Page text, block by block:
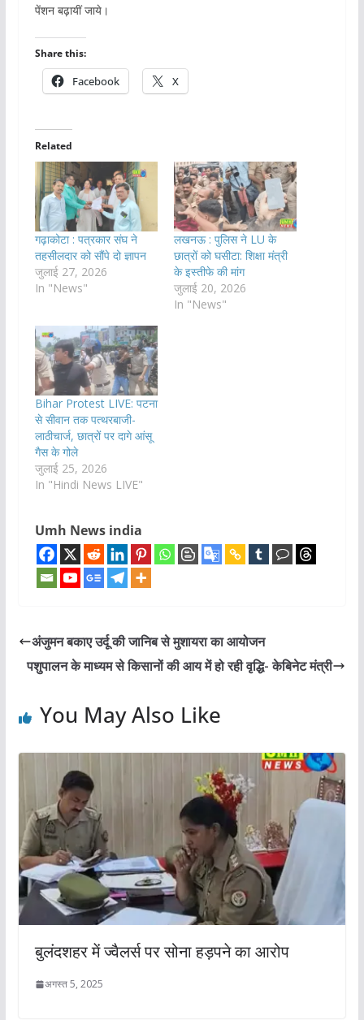
पेंशन बढ़ायीं जाये।
Share this:
Facebook X
Related
गढ़ाकोटा : पत्रकार संघ ने
तहसीलदार को सौंपे दो ज्ञापन
जुलाई 27, 2026
In "News"
लखनऊ : पुलिस ने LU के
छात्रों को घसीटा: शिक्षा मंत्री
के इस्तीफे की मांग
जुलाई 20, 2026
In "News"
Bihar Protest LIVE: पटना
से सीवान तक पत्थरबाजी-
लाठीचार्ज, छात्रों पर दागे आंसू
गैस के गोले
जुलाई 25, 2026
In "Hindi News LIVE"
Umh News india
अंजुमन बकाए उर्दू की जानिब से मुशायरा का आयोजन
पशुपालन के माध्यम से किसानों की आय में हो रही वृद्धि- केबिनेट मंत्री
You May Also Like
बुलंदशहर में ज्वैलर्स पर सोना हड़पने का आरोप
अगस्त 5, 2025